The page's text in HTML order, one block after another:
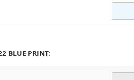
BLUE PRINT: